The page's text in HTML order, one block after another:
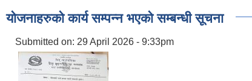
योजनाहरुको कार्य सम्पन्न भएको सम्बन्धी सूचना
Submitted on: 29 April 2026 - 9:33pm